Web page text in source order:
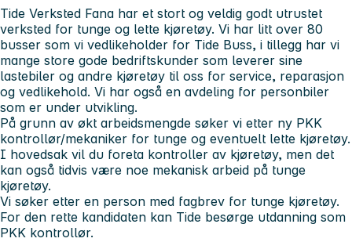
Tide Verksted Fana har et stort og veldig godt utrustet
verksted for tunge og lette kjøretøy. Vi har litt over 80
busser som vi vedlikeholder for Tide Buss, i tillegg har vi
mange store gode bedriftskunder som leverer sine
lastebiler og andre kjøretøy til oss for service, reparasjon
og vedlikehold. Vi har også en avdeling for personbiler
som er under utvikling.
På grunn av økt arbeidsmengde søker vi etter ny PKK
kontrollør/mekaniker for tunge og eventuelt lette kjøretøy.
I hovedsak vil du foreta kontroller av kjøretøy, men det
kan også tidvis være noe mekanisk arbeid på tunge
kjøretøy.
Vi søker etter en person med fagbrev for tunge kjøretøy.
For den rette kandidaten kan Tide besørge utdanning som
PKK kontrollør.